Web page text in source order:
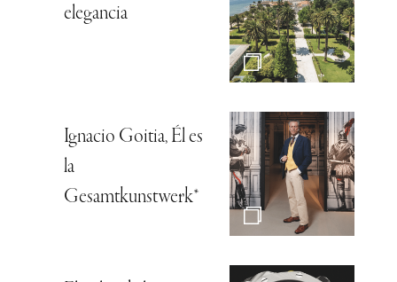
elegancia
Ignacio Goitia, Él es
la
Gesamtkunstwerk*